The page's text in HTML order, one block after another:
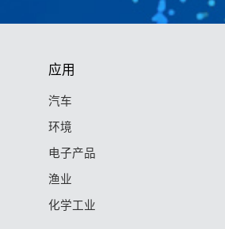
应用
汽车
环境
电子产品
渔业
化学工业